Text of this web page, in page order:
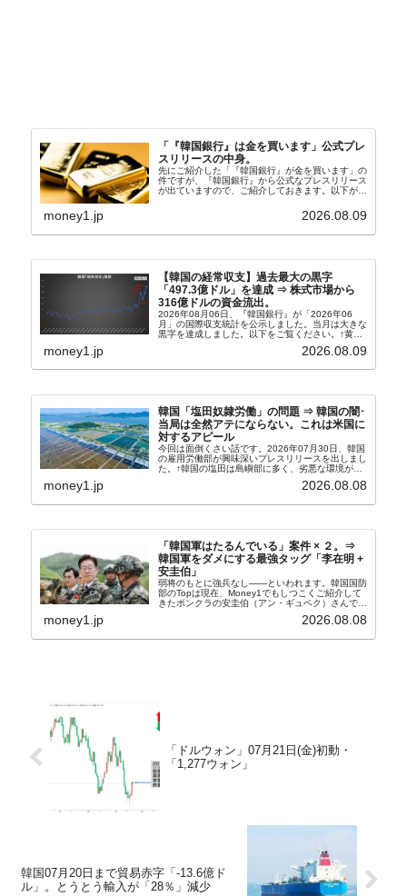
「『韓国銀行』は金を買います」公式プレ
スリリースの中身。
先にご紹介した「『韓国銀行』が金を買います」の
件ですが、『韓国銀行』から公式なプレスリリース
が出ていますので、ご紹介しておきます。以下が全
れ協力体制を構築□『韓国銀行』は、国内生産金の
money1.jp 2026.08.09
【韓国の経常収支】過去最大の黒字
「497.3億ドル」を達成 ⇒ 株式市場から
316億ドルの資金流出。
2026年08月06日、『韓国銀行』が「2026年06
月」の国際収支統計を公示しました。当月は大きな
黒字を達成しました。以下をご覧ください。↑黄色
の経常収支です。2026年06月貿易収支：4...
money1.jp 2026.08.09
韓国「塩田奴隷労働」の問題 ⇒ 韓国の闇･
当局は全然アテにならない。これは米国に
対するアピール
今回は面倒くさい話です。2026年07月30日、韓国
の雇用労働部が興味深いプレスリリースを出しまし
た。↑韓国の塩田は島嶼部に多く、劣悪な環境が一
たといわれます（後述）。これは、いわゆる「塩田
money1.jp 2026.08.08
「韓国軍はたるんでいる」案件 × ２。⇒
韓国軍をダメにする最強タッグ「李在明 +
安圭伯」
弱将のもとに強兵なし――といわれます。韓国国防
部のTopは現在、Money1でもしつこくご紹介して
きたボンクラの安圭伯（アン・ギュベク）さんで
す。↑経済的無知蒙昧な李在明（イ・ジェミョン）
さんと「韓国初の文官上がり」の国防部長官安圭伯
money1.jp 2026.08.08
「ドルウォン」07月21日(金)初動・
「1,277ウォン」
韓国07月20日まで貿易赤字「-13.6億ド
ル」。とうとう輸入が「28％」減少